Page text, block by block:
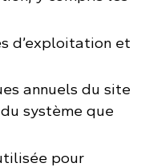
d’exploitation et
annuels du site
système que
pour